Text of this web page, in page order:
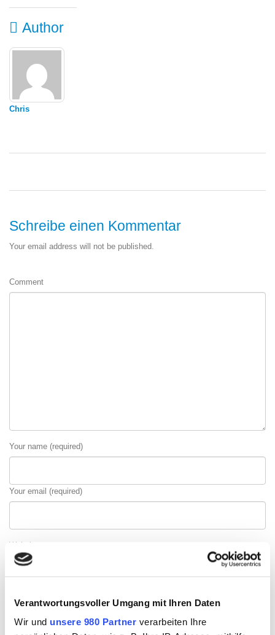
Verantwortungsvoller Umgang mit Ihren Daten
Wir und unsere 980 Partner verarbeiten Ihre
Author
Chris
Schreibe einen Kommentar
Your email address will not be published.
Comment
Your name (required)
Your email (required)
Website